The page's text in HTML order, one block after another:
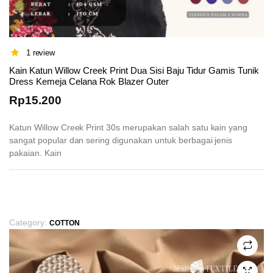
1 review
Kain Katun Willow Creek Print Dua Sisi Baju Tidur Gamis Tunik
Dress Kemeja Celana Rok Blazer Outer
Rp15.200
Katun Willow Creek Print 30s merupakan salah satu kain yang
sangat popular dan sering digunakan untuk berbagai jenis
pakaian. Kain
has
multiple
variants.
The
Category: COTTON